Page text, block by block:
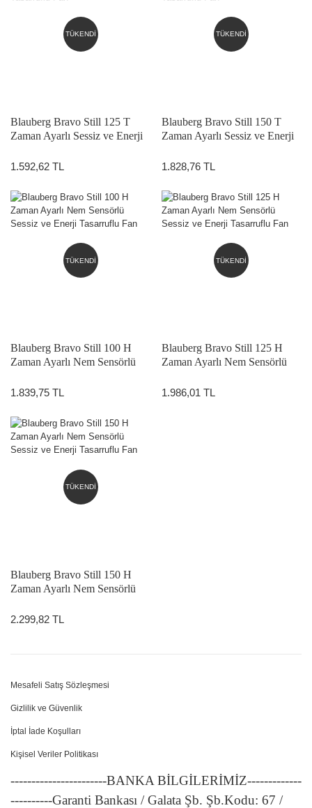
TÜKENDİ
Blauberg Bravo Still 125 T
Zaman Ayarlı Sessiz ve Enerji
1.592,62 TL
TÜKENDİ
Blauberg Bravo Still 150 T
Zaman Ayarlı Sessiz ve Enerji
1.828,76 TL
TÜKENDİ
Blauberg Bravo Still 100 H
Zaman Ayarlı Nem Sensörlü
1.839,75 TL
TÜKENDİ
Blauberg Bravo Still 125 H
Zaman Ayarlı Nem Sensörlü
1.986,01 TL
TÜKENDİ
Blauberg Bravo Still 150 H
Zaman Ayarlı Nem Sensörlü
2.299,82 TL
Mesafeli Satış Sözleşmesi
Gizlilik ve Güvenlik
İptal İade Koşulları
Kişisel Veriler Politikası
-----------------------BANKA BİLGİLERİMİZ-------------
----------Garanti Bankası / Galata Şb. Şb.Kodu: 67 /